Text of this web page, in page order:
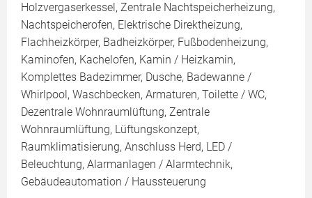
Holzvergaserkessel, Zentrale Nachtspeicherheizung,
Nachtspeicherofen, Elektrische Direktheizung,
Flachheizkörper, Badheizkörper, Fußbodenheizung,
Kaminofen, Kachelofen, Kamin / Heizkamin,
Komplettes Badezimmer, Dusche, Badewanne /
Whirlpool, Waschbecken, Armaturen, Toilette / WC,
Dezentrale Wohnraumlüftung, Zentrale
Wohnraumlüftung, Lüftungskonzept,
Raumklimatisierung, Anschluss Herd, LED /
Beleuchtung, Alarmanlagen / Alarmtechnik,
Gebäudeautomation / Haussteuerung